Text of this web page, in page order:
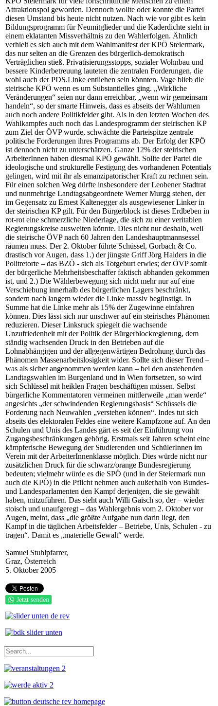
Attraktionspol geworden. Dennoch wollte oder konnte die Partei
diesen Umstand bis heute nicht nutzen. Nach wie vor gibt es kein
Bildungsprogramm für Neumitglieder und die Kaderdichte steht in
einem eklatanten Missverhältnis zu den Wahlerfolgen. Ähnlich
verhielt es sich auch mit dem Wahlmanifest der KPÖ Steiermark,
das nur selten an die Grenzen des bürgerlich-demokratisch
Verträglichen stieß. Privatisierungsstopps, sozialer Wohnbau und
bessere Kinderbetreuung lauteten die zentralen Forderungen, die
wohl auch der PDS.Linke entliehen sein könnten. Vage blieb die
steirische KPÖ wenn es um Substantielles ging. „Wirkliche
Veränderungen“ seien nur dann erreichbar, „wenn wir gemeinsam
handeln“, so der smarte Hinweis, dass es abseits der Wahlurnen
auch noch andere Politikfelder gibt. Als in den letzten Wochen des
Wahlkampfes auch noch das Landesprogramm der steirischen KP
zum Ziel der ÖVP wurde, schwächte die Parteispitze zentrale
politische Forderungen ihres Programms ab. Der Erfolg der KPÖ
ist dennoch nicht zu unterschätzen. Ganze 12% der steirischen
ArbeiterInnen haben diesmal KPÖ gewählt. Sollte der Partei die
ideologische und strukturelle Festigung des vorhandenen Potentials
gelingen, wird mit ihr als emanzipatorischer Kraft zu rechnen sein.
Für einen solchen Weg dürfte insbesondere der Leobener Stadtrat
und nunmehrige Landtagsabgeordnete Werner Murgg stehen, der
im Gegensatz zu Ernest Kaltenegger als ausgewiesener Linker in
der steirischen KP gilt. Für den Bürgerblock ist dieses Erdbeben in
rot-rot eine schmerzliche Niederlage, die sich zu einer veritablen
Regierungskreise ausweiten könnte. Dies nicht nur deshalb, weil
die steirische ÖVP nach 60 Jahren den Landeshauptmannsessel
räumen muss. Der 2. Oktober führte Schüssel, Gorbach & Co.
drastisch vor Augen, dass 1.) der jüngste Griff Jörg Haiders in die
Politretorte – das BZÖ - sich als Totgeburt erwies; der ÖVP somit
der bürgerliche Mehrheitsbeschaffer faktisch abhanden gekommen
ist, und 2.) Die Wählerbewegung sich nicht mehr nur auf eine
Verschiebung innerhalb des bürgerlichen Lagers beschränkt,
sondern nach langem wieder die Linke massiv begünstigt. In
Summe hat die Linke mehr als 15% der Zugewinne einfahren
können. Dies lässt sich nur unschwer auf ein steirisches Phänomen
reduzieren. Dieser Linksruck spiegelt die wachsende
Unzufriedenheit mit der Politik der Bürgerblockregierung, dem
ständig wachsenden Druck in den Betrieben auf die
Lohnabhängigen und der allgegenwärtigen Bedrohung durch das
Phänomen Massenarbeitslosigkeit wider. Sollte sich dieser Trend –
was als sicher angenommen werden kann – bei den anstehenden
Landtagswahlen im Burgenland und in Wien fortsetzen, so wird
sich Schlüssel mit heiklen Fragen beschäftigen müssen. Selbst
bürgerliche Kommentatoren vermeinen mittlerweile „man werde“
angesichts „der schwindenden Regierungsbasis“ Schüssels die
Forderung nach Neuwahlen „verstehen können“. Indes tut sich
abseits des elektoralen Feldes eine weitere Kampfzone auf. An den
Schulen und Unis des Landes gärt es seit der Einführung von
Zugangsbeschränkungen gehörig. Erstmals seit Jahren scheint eine
kämpferische Bewegung der Studierenden und SchülerInnen im
Verein mit der ArbeiterInnenklasse möglich. Dies würde nicht nur
zusätzlichen Druck für die schwarz/orange Bundesregierung
bedeuten; vielmehr würde es die SPÖ (und in der Steiermark nun
auch die KPÖ) in die Pflicht nehmen auch außerhalb von Bundes-
und Landesparlamenten den Kampf derjenigen, die sie gewählt
haben, mitzuführen. Das sieht auch Willi Gaisch so, der – wieder
stoisch und unaufgeregt – das Wahlergebnis vom 2. Oktober vor
Augen, meint, dass „die größte Aufgabe nun darin liegt, den
Kampf in die täglichen Arbeitsfelder – Betriebe, Unis, Schulen - zu
tragen“. Damit es „materielle Gewalt“ werde.
Samuel Stuhlpfarrer,
Graz, Österreich
5. Oktober 2005
Jetzt senden